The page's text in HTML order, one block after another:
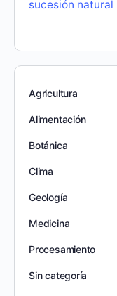
sucesión natural
Agricultura
Alimentación
Botánica
Clima
Geología
Medicina
Procesamiento
Sin categoría